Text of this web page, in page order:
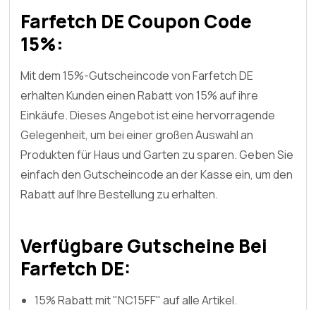
Farfetch DE Coupon Code
15%:
Mit dem 15%-Gutscheincode von Farfetch DE
erhalten Kunden einen Rabatt von 15% auf ihre
Einkäufe. Dieses Angebot ist eine hervorragende
Gelegenheit, um bei einer großen Auswahl an
Produkten für Haus und Garten zu sparen. Geben Sie
einfach den Gutscheincode an der Kasse ein, um den
Rabatt auf Ihre Bestellung zu erhalten.
Verfügbare Gutscheine Bei
Farfetch DE:
15% Rabatt mit "NC15FF" auf alle Artikel.